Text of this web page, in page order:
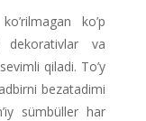
ko’p
va
qiladi. To’y
bezatadimi
sümbüller har